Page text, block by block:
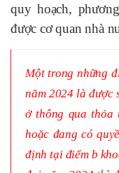
quy hoạch,
được cơ quan nhà
Một trong những
năm 2024 là được
ở thông qua thỏa
hoặc đang có
định tại điểm b